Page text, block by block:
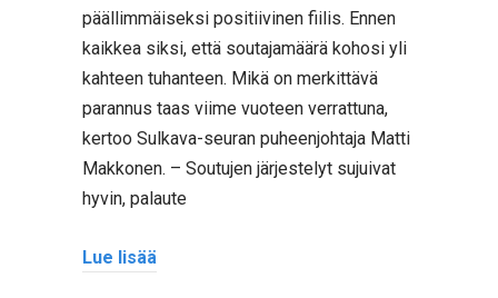
päällimmäiseksi positiivinen fiilis. Ennen
kaikkea siksi, että soutajamäärä kohosi yli
kahteen tuhanteen. Mikä on merkittävä
parannus taas viime vuoteen verrattuna,
kertoo Sulkava-seuran puheenjohtaja Matti
Makkonen. – Soutujen järjestelyt sujuivat
hyvin, palaute
Lue lisää